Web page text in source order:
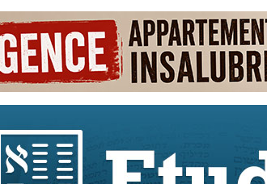
3 personnes viennent de nous
2 personnes viennent de nous
2 nouvelles musiques dans
3 personnes viennent de nous
61 personnes viennent de